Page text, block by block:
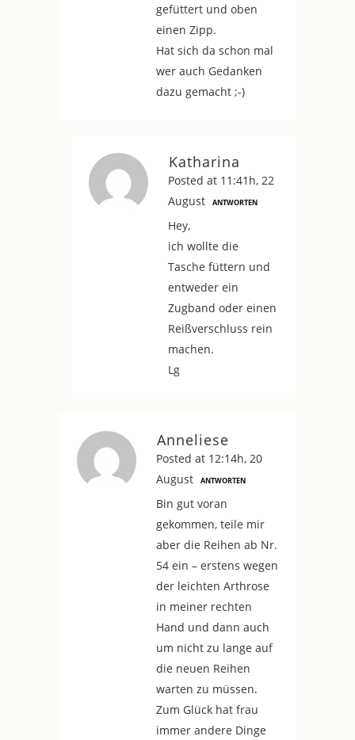
gefüttert und oben
einen Zipp.
Hat sich da schon mal
wer auch Gedanken
dazu gemacht ;-)
Katharina
Posted at 11:41h, 22
August
ANTWORTEN
Hey,
ich wollte die
Tasche füttern und
entweder ein
Zugband oder einen
Reißverschluss rein
machen.
Lg
Anneliese
Posted at 12:14h, 20
August
ANTWORTEN
Bin gut voran
gekommen, teile mir
aber die Reihen ab Nr.
54 ein – erstens wegen
der leichten Arthrose
in meiner rechten
Hand und dann auch
um nicht zu lange auf
die neuen Reihen
warten zu müssen.
Zum Glück hat frau
immer andere Dinge